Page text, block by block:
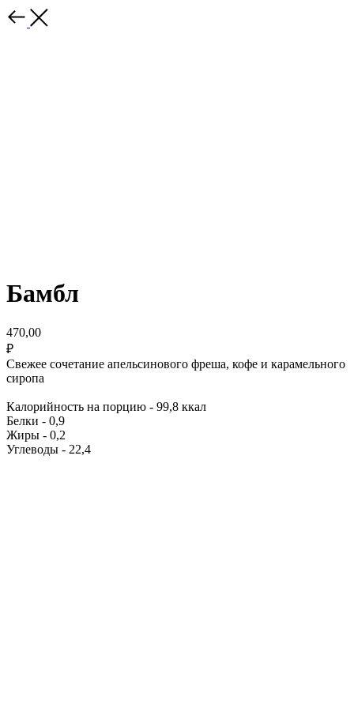
Бамбл
470,00
₽
Свежее сочетание апельсинового фреша, кофе и карамельного
сиропа
Калорийность на порцию - 99,8 ккал
Белки - 0,9
Жиры - 0,2
Углеводы - 22,4